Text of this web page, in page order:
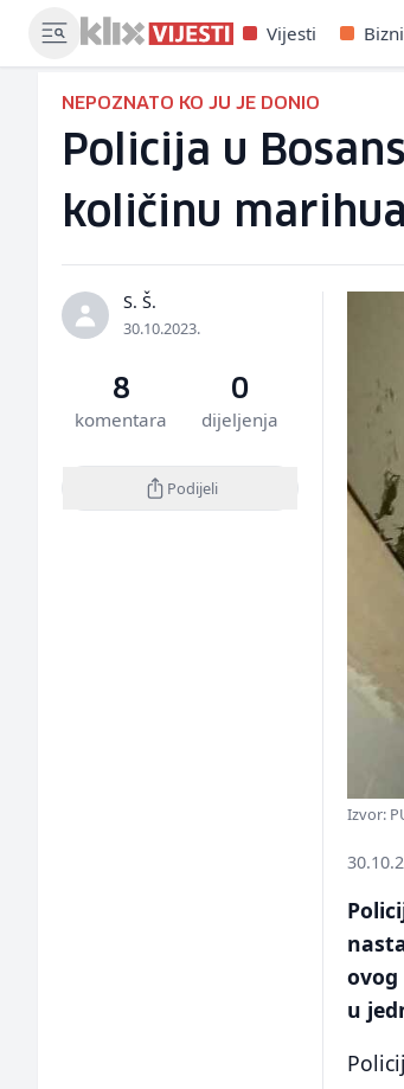
Vijesti
NEPOZNATO KO JU JE DONIO
Policija u
količinu
S. Š.
30.10.2023.
8
komentara
0
dijeljenja
Podijeli
Izvor:
u